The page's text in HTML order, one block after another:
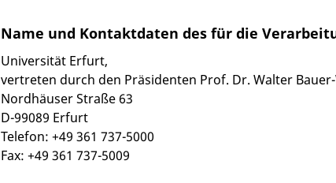
Name und Kontaktdaten des für die
Universität Erfurt,
vertreten durch den Präsidenten Prof. Dr. Walter
Nordhäuser Straße 63
D-99089 Erfurt
Telefon: +49 361 737-5000
Fax: +49 361 737-5009